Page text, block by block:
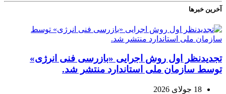
آخرین خبرها
تجدیدنظر اول روش اجرایی «بازرسی فنی انرژی»
توسط سازمان ملی استاندارد منتشر شد.
18 جولای 2026